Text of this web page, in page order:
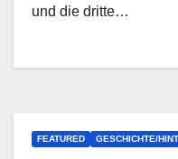
und die dritte…
FEATURED GESCHICHTE/